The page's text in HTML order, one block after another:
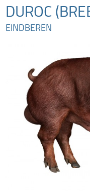
DUROC
EINDBEREN